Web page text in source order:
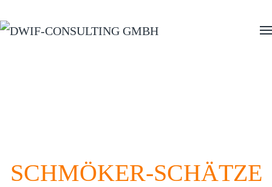
Zum Hauptinhalt springen
SCHMÖKER-SCHÄTZE